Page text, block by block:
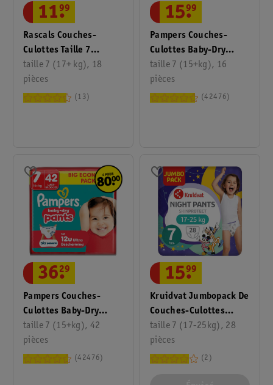
Rascals Couches-
Culottes Taille 7
Cocomelon
taille 7 (17+ kg), 18
pièces
11.
99
13
Pampers Couches-
Culottes Baby-Dry
Taille 7
taille 7 (15+kg), 16
pièces
15.
99
42476
Pampers Couches-
Culottes Baby-Dry
Taille 7
taille 7 (15+kg), 42
pièces
36.
29
42476
Kruidvat Jumbopack De
Couches-Culottes
Night Pants XXL Taille 7
taille 7 (17-25kg), 28
pièces
15.
99
2